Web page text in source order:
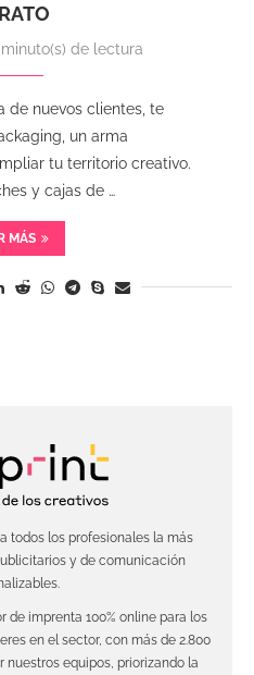
de lectura
de nuevos clientes, te
un arma
tu territorio creativo.
y cajas de …
MÁS
todos los profesionales la más
y de comunicación
de imprenta 100% online para los
en el sector, con más de 2.800
nuestros equipos, priorizando la